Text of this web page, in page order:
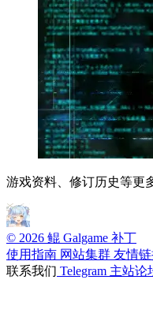
游戏资料、修订历史等更
© 2026 鲲 Galgame 补丁
使用指南 网站集群 友情
联系我们 Telegram 主站论